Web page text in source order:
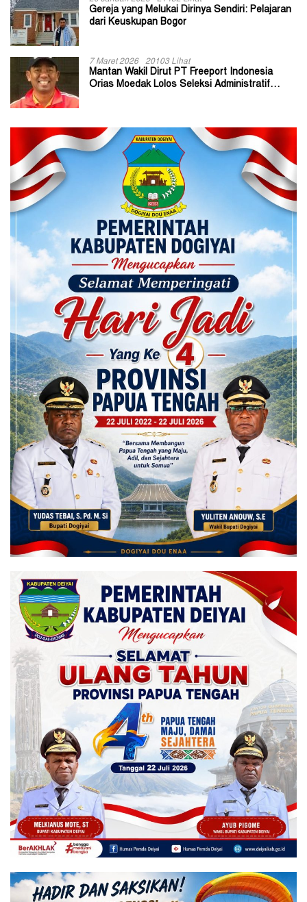
Gereja yang Melukai Dirinya Sendiri: Pelajaran
dari Keuskupan Bogor
7 Maret 2026 20103 Lihat
Mantan Wakil Dirut PT Freeport Indonesia
Orias Moedak Lolos Seleksi Administratif